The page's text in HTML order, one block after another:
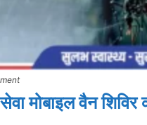
मोबाइल वैन